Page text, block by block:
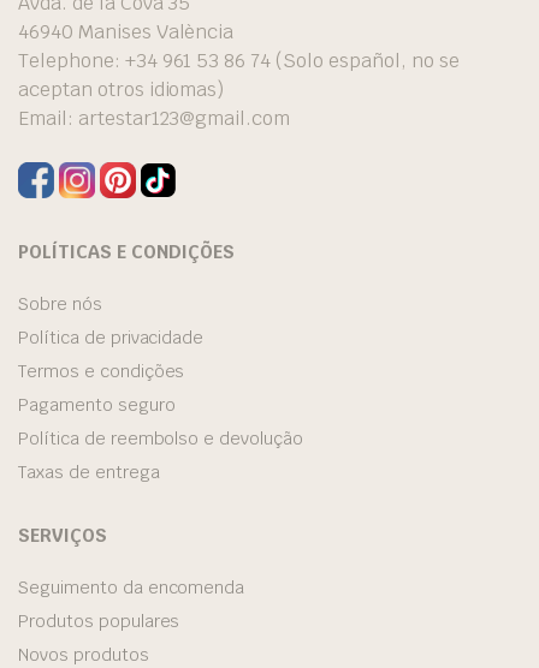
46940 Manises València
Telephone: +34 961 53 86 74 (Solo español, no se
aceptan otros idiomas)
Email: artestar123@gmail.com
POLÍTICAS E CONDIÇÕES
Sobre nós
Política de privacidade
Termos e condições
Pagamento seguro
Política de reembolso e devolução
Taxas de entrega
SERVIÇOS
Seguimento da encomenda
Produtos populares
Novos produtos